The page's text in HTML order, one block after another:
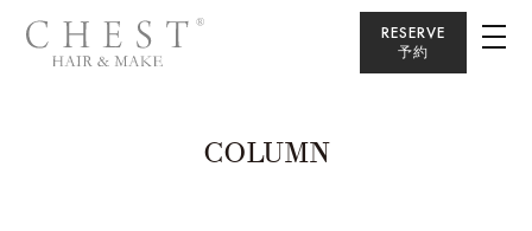
RESERVE
予約
COLUMN